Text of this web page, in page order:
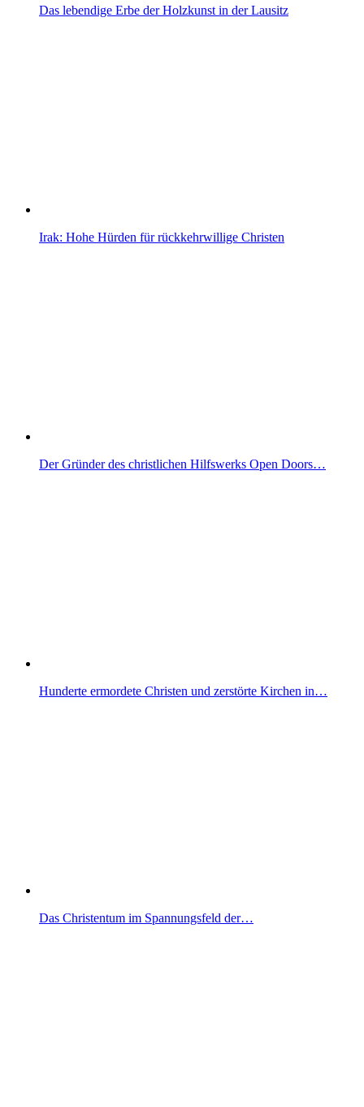
Das lebendige Erbe der Holzkunst in der Lausitz
Irak: Hohe Hürden für rückkehrwillige Christen
Der Gründer des christlichen Hilfswerks Open Doors…
Hunderte ermordete Christen und zerstörte Kirchen in…
Das Christentum im Spannungsfeld der…